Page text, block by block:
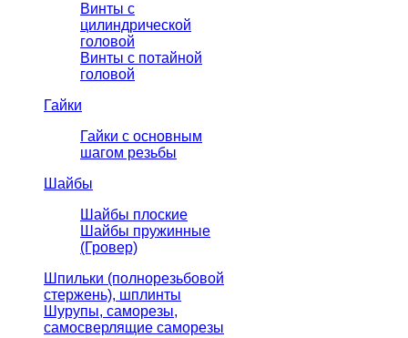
Винты с
цилиндрической
головой
Винты с потайной
головой
Гайки
Гайки с основным
шагом резьбы
Шайбы
Шайбы плоские
Шайбы пружинные
(Гровер)
Шпильки (полнорезьбовой
стержень), шплинты
Шурупы, саморезы,
самосверлящие саморезы